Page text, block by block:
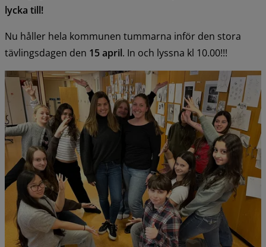
lycka till!
Nu håller hela kommunen tummarna inför den stora
tävlingsdagen den 15 april. In och lyssna kl 10.00!!!